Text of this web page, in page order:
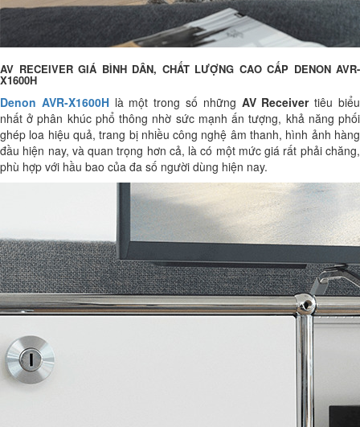
AV RECEIVER GIÁ BÌNH DÂN, CHẤT LƯỢNG CAO CẤP DENON AVR-
X1600H
Denon AVR-X1600Hlà một trong số những AV Receivertiêu biểu
nhất ở phân khúc phổ thông nhờ sức mạnh ấn tượng, khả năng phối
ghép loa hiệu quả, trang bị nhiều công nghệ âm thanh, hình ảnh hàng
đầu hiện nay, và quan trọng hơn cả, là có một mức giá rất phải chăng,
phù hợp với hầu bao của đa số người dùng hiện nay.